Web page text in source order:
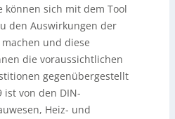
sich mit dem Tool
den Auswirkungen der
und diese
die voraussichtlichen
gegenübergestellt
ist von den DIN-
Heiz- und